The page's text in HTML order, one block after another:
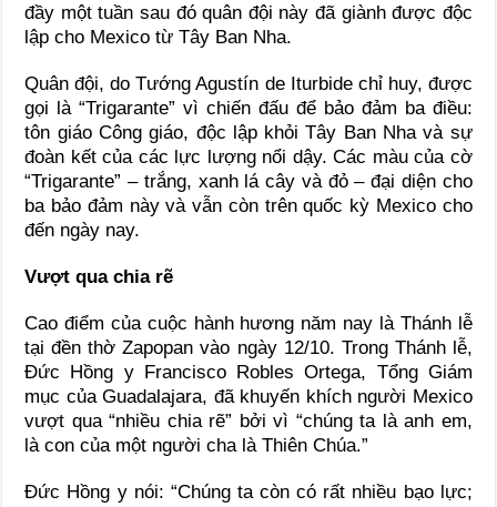
đầy một tuần sau đó quân đội này đã giành được độc
lập cho Mexico từ Tây Ban Nha.
Quân đội, do Tướng Agustín de Iturbide chỉ huy, được
gọi là “Trigarante” vì chiến đấu để bảo đảm ba điều:
tôn giáo Công giáo, độc lập khỏi Tây Ban Nha và sự
đoàn kết của các lực lượng nổi dậy. Các màu của cờ
“Trigarante” – trắng, xanh lá cây và đỏ – đại diện cho
ba bảo đảm này và vẫn còn trên quốc kỳ Mexico cho
đến ngày nay.
Vượt qua chia rẽ
Cao điểm của cuộc hành hương năm nay là Thánh lễ
tại đền thờ Zapopan vào ngày 12/10. Trong Thánh lễ,
Đức Hồng y Francisco Robles Ortega, Tổng Giám
mục của Guadalajara, đã khuyến khích người Mexico
vượt qua “nhiều chia rẽ” bởi vì “chúng ta là anh em,
là con của một người cha là Thiên Chúa.”
Đức Hồng y nói: “Chúng ta còn có rất nhiều bạo lực;